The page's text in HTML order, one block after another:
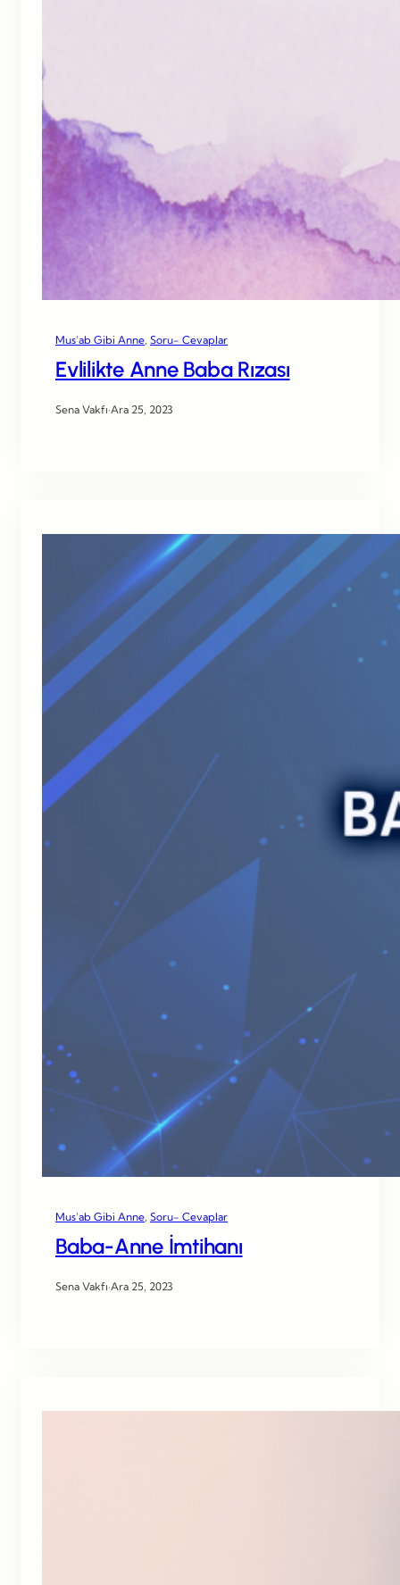
Mus’ab Gibi Anne Soru- Cevaplar
Evlilikte Anne Baba Rızası
Sena Vakfı·Ara 25, 2023
Mus’ab Gibi Anne Soru- Cevaplar
Baba-Anne İmtihanı
Sena Vakfı·Ara 25, 2023